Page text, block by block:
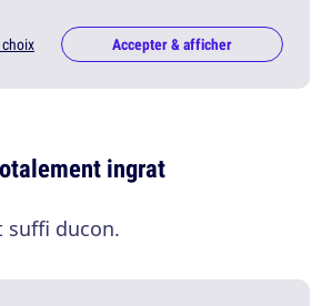
choix Accepter & afficher
ingrat
suffi ducon.